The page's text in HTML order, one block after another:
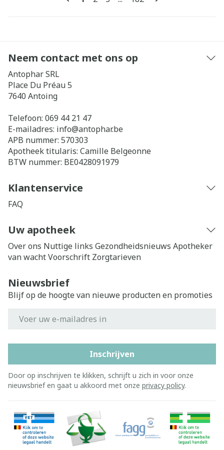
Neem contact met ons op
Antophar SRL
Place Du Préau 5
7640 Antoing
Telefoon: 069 44 21 47
E-mailadres: info@antophar.be
APB nummer: 570303
Apotheek titularis: Camille Belgeonne
BTW nummer: BE0428091979
Klantenservice
FAQ
Uw apotheek
Over ons Nuttige links Gezondheidsnieuws Apotheker
van wachtVoorschrift Zorgtarieven
Nieuwsbrief
Blijf op de hoogte van nieuwe producten en promoties
Inschrijven
Door op inschrijven te klikken, schrijft u zich in voor onze
nieuwsbrief en gaat u akkoord met onze privacy policy.